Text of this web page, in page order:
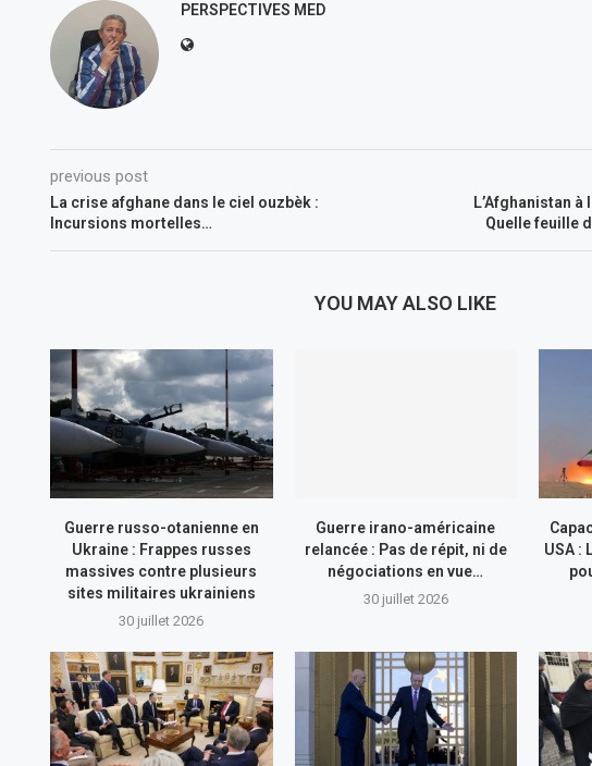
PERSPECTIVES MED
previous post
La crise afghane dans le ciel ouzbèk :
Incursions mortelles…
L’Afghanistan
Quelle feuille
YOU MAY ALSO LIKE
Guerre russo-otanienne en
Ukraine : Frappes russes
massives contre plusieurs
sites militaires ukrainiens
30 juillet 2026
Guerre irano-américaine
relancée : Pas de répit, ni de
négociations en vue…
30 juillet 2026
USA :